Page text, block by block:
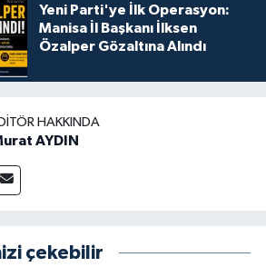
Yeni Parti'ye İlk Operasyon:
Manisa İl Başkanı İlksen
Özalper Gözaltına Alındı
HAKKINDA
AYDIN
çekebilir